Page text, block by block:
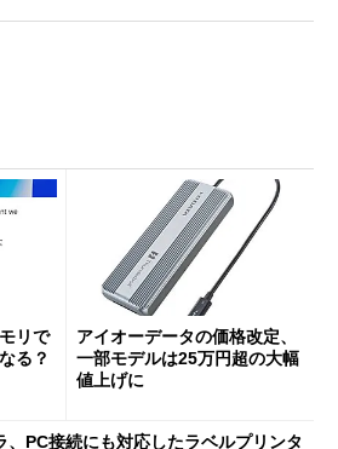
リで
る？
アイオーデータの価格改定、
一部モデルは25万円超の大幅
値上げに
、PC接続にも対応したラベルプリンタ